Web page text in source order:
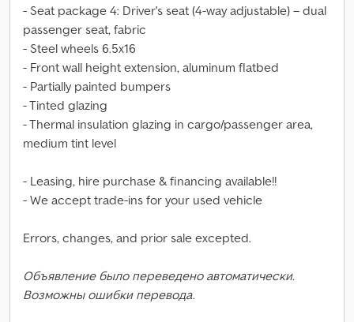
- Seat package 4: Driver's seat (4-way adjustable) – dual
passenger seat, fabric
- Steel wheels 6.5x16
- Front wall height extension, aluminum flatbed
- Partially painted bumpers
- Tinted glazing
- Thermal insulation glazing in cargo/passenger area,
medium tint level
- Leasing, hire purchase & financing available!!
- We accept trade-ins for your used vehicle
Errors, changes, and prior sale excepted.
Объявление было переведено автоматически.
Возможны ошибки перевода.